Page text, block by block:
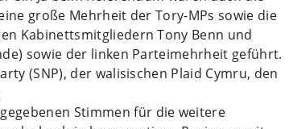
große Mehrheit der Tory-MPs sowie die
Kabinettsmitgliedern Tony Benn und
sowie der linken Parteimehrheit geführt.
(SNP), der walisischen Plaid Cymru, den
Stimmen für die weitere